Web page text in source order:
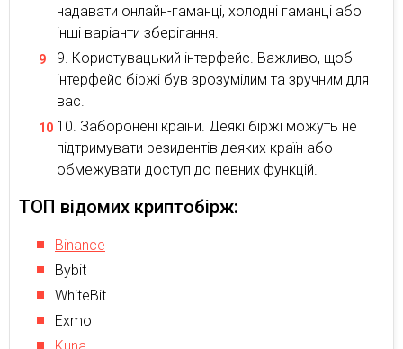
надавати онлайн-гаманці, холодні гаманці або
інші варіанти зберігання.
Користувацький інтерфейс. Важливо, щоб
інтерфейс біржі був зрозумілим та зручним для
вас.
Заборонені країни. Деякі біржі можуть не
підтримувати резидентів деяких країн або
обмежувати доступ до певних функцій.
ТОП відомих криптобірж:
Binance
Bybit
WhiteBit
Exmo
Kuna